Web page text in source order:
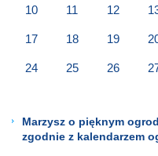
10 11 12
17 18 19
24 25 26
Marzysz o pięknym
zgodnie z kalendarzem